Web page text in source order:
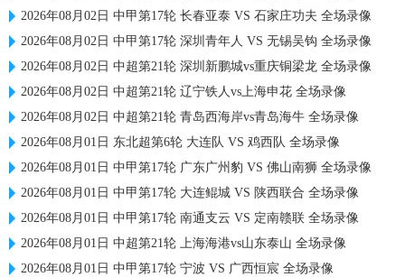
2026年08月02日 中甲第17轮 长春亚泰 VS 石家庄功夫 全场录像
2026年08月02日 中甲第17轮 深圳青年人 VS 无锡吴钩 全场录像
2026年08月02日 中超第21轮 深圳新鹏城vs重庆铜梁龙 全场录像
2026年08月02日 中超第21轮 辽宁铁人vs上海申花 全场录像
2026年08月02日 中超第21轮 青岛西海岸vs青岛海牛 全场录像
2026年08月01日 东北超第6轮 大连队 VS 鸡西队 全场录像
2026年08月01日 中甲第17轮 广东广州豹 VS 佛山南狮 全场录像
2026年08月01日 中甲第17轮 大连鲲城 VS 陕西联合 全场录像
2026年08月01日 中甲第17轮 南通支云 VS 定南赣联 全场录像
2026年08月01日 中超第21轮 上海海港vs山东泰山 全场录像
2026年08月01日 中甲第17轮 宁波 VS 广西恒宸 全场录像